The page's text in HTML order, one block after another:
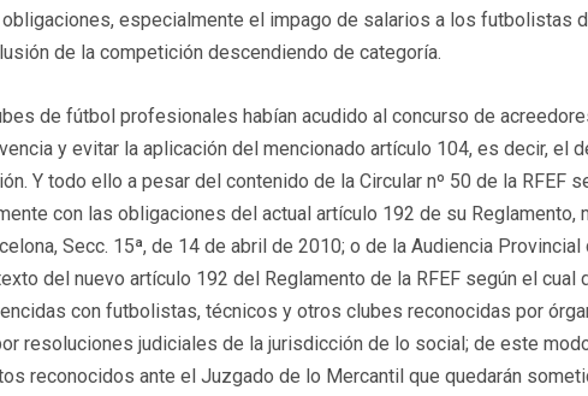
especialmente el impago de salarios a los futbolistas
de la competición descendiendo de categoría.
de fútbol profesionales habían acudido al concurso de
y evitar la aplicación del mencionado artículo 104, es decir, el
Y todo ello a pesar del contenido de la Circular nº 50 de la RFEF
con las obligaciones del actual artículo 192 de su Reglamento,
Secc. 15ª, de 14 de abril de 2010; o de la Audiencia Provincial
del nuevo artículo 192 del Reglamento de la RFEF según el cual
con futbolistas, técnicos y otros clubes reconocidas por
resoluciones judiciales de la jurisdicción de lo social; de este
reconocidos ante el Juzgado de lo Mercantil que quedarán